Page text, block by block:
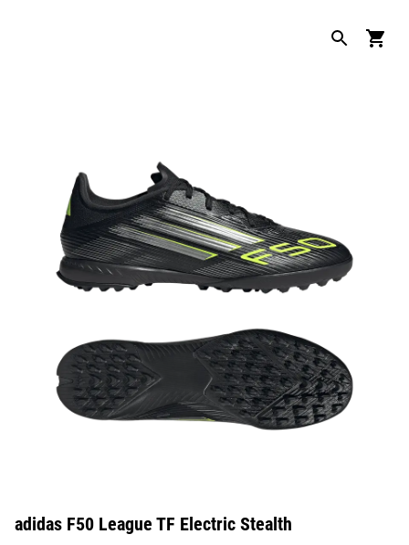
adidas F50 League TF Electric Stealth